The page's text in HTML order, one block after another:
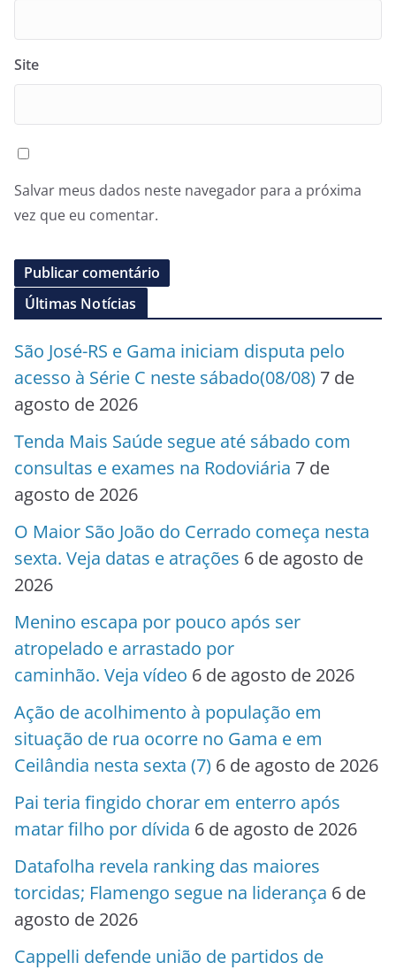
Site
Salvar meus dados neste navegador para a próxima
vez que eu comentar.
Últimas Notícias
São José-RS e Gama iniciam disputa pelo
acesso à Série C neste sábado(08/08) 7 de
agosto de 2026
Tenda Mais Saúde segue até sábado com
consultas e exames na Rodoviária 7 de
agosto de 2026
O Maior São João do Cerrado começa nesta
sexta. Veja datas e atrações 6 de agosto de
2026
Menino escapa por pouco após ser
atropelado e arrastado por
caminhão. Veja vídeo 6 de agosto de 2026
Ação de acolhimento à população em
situação de rua ocorre no Gama e em
Ceilândia nesta sexta (7) 6 de agosto de 2026
Pai teria fingido chorar em enterro após
matar filho por dívida 6 de agosto de 2026
Datafolha revela ranking das maiores
torcidas; Flamengo segue na liderança 6 de
agosto de 2026
Cappelli defende união de partidos de